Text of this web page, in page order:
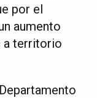
por el
aumento
a territorio